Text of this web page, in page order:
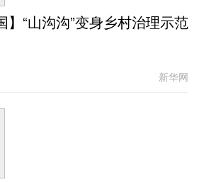
】“山沟沟”变身乡村治理示范
新华网